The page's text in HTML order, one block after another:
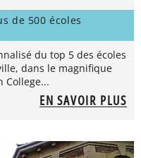
de 500 écoles
du top 5 des écoles
dans le magnifique
College...
EN SAVOIR PLUS